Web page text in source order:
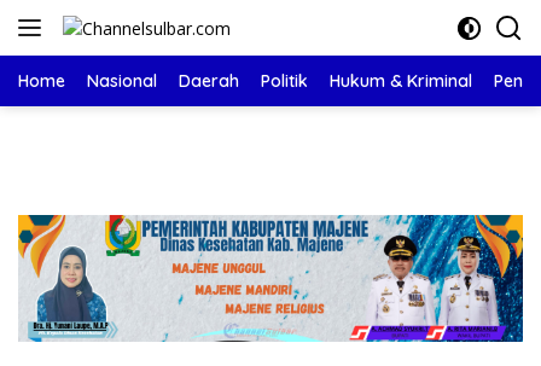
Langsung
Home Nasional Daerah Politik Hukum & Kriminal